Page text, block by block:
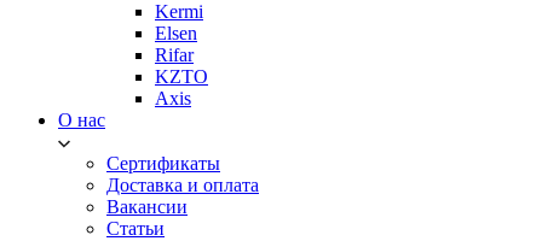
Kermi
Elsen
Rifar
KZTO
Axis
О нас
Сертификаты
Доставка и оплата
Вакансии
Статьи